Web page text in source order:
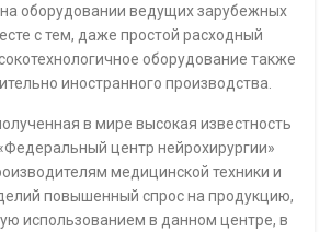
оборудовании ведущих зарубежных
с тем, даже простой расходный
оборудование также
иностранного производства.
в мире высокая известность
центр нейрохирургии»
медицинской техники и
повышенный спрос на продукцию,
использованием в данном центре, в